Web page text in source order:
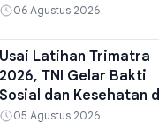
Express Bahari 2,5 Jam
06 Agustus 2026
Usai Latihan Trimatra
2026, TNI Gelar Bakti
Sosial dan Kesehatan
Dabo Singkep, 636
05 Agustus 2026